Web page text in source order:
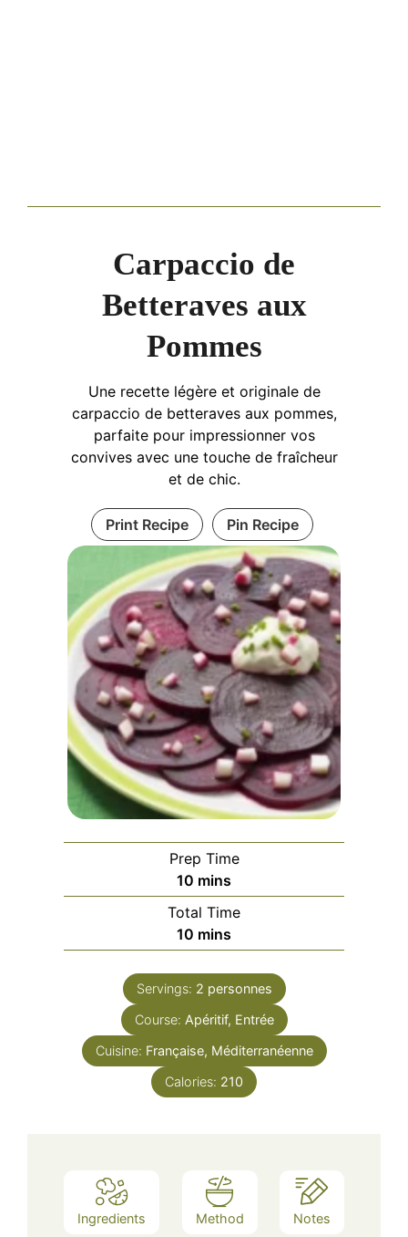
Carpaccio de
Betteraves aux
Pommes
Une recette légère et originale de
carpaccio de betteraves aux pommes,
parfaite pour impressionner vos
convives avec une touche de fraîcheur
et de chic.
Print Recipe Pin Recipe
Prep Time
10 minutes
mins
Total Time
10 minutes
mins
Servings: 2 personnes
Course: Apéritif, Entrée
Cuisine: Française, Méditerranéenne
Calories: 210
Ingredients Method Notes